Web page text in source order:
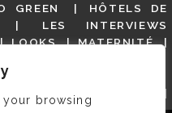
your browsing
GREEN
HÔTELS DE
LES INTERVIEWS
LOOKS
MATERNITÉ
MAGOT !
RESTAURANTS
SIOU PLAIT
SALONS